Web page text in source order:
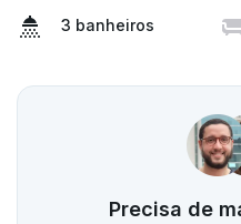
3 banheiros
Precisa de